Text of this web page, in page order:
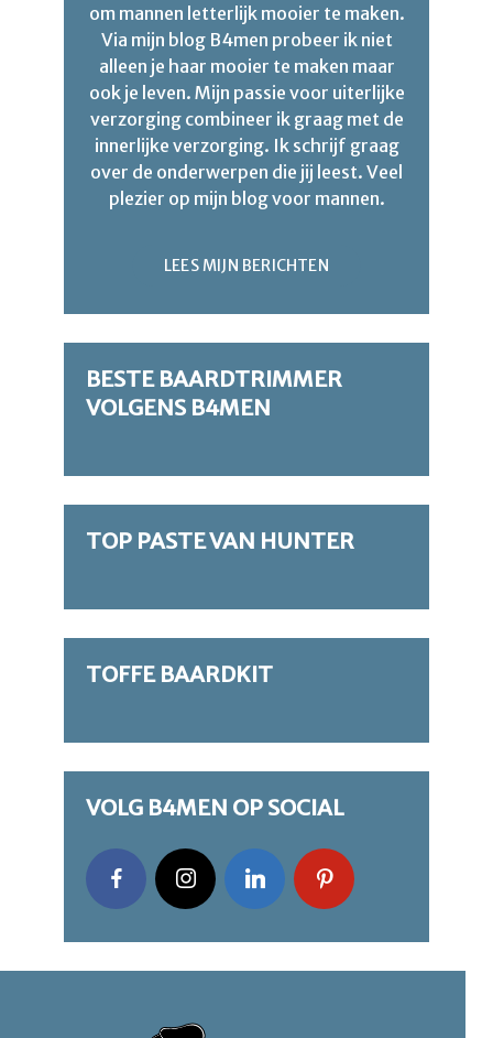
om mannen letterlijk mooier te maken.
Via mijn blog B4men probeer ik niet
alleen je haar mooier te maken maar
ook je leven. Mijn passie voor uiterlijke
verzorging combineer ik graag met de
innerlijke verzorging. Ik schrijf graag
over de onderwerpen die jij leest. Veel
plezier op mijn blog voor mannen.
LEES MIJN BERICHTEN
BESTE BAARDTRIMMER
VOLGENS B4MEN
TOP PASTE VAN HUNTER
TOFFE BAARDKIT
VOLG B4MEN OP SOCIAL